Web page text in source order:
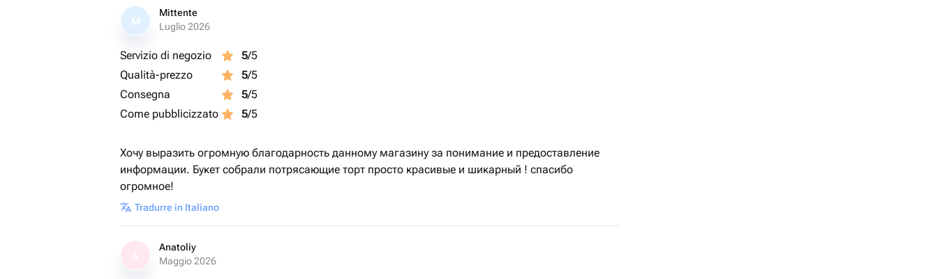
M
Mittente
Luglio 2026
Servizio di negozio 5/5
Qualità-prezzo
5/5
Consegna
5/5
Come pubblicizzato
5/5
Хочу выразить огромную благодарность данному магазину за понимание и предоставление
информации. Букет собрали потрясающие торт просто красивые и шикарный ! спасибо
огромное!
Tradurre in Italiano
Anatoliy
Maggio 2026